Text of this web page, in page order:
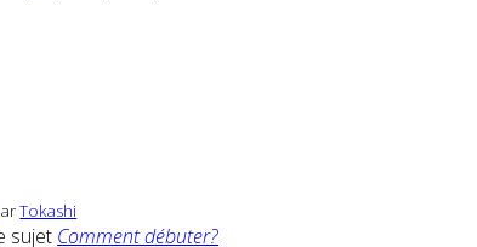
Tokashi
sujet Comment débuter?